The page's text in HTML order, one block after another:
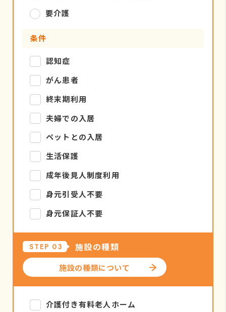
要介護
条件
認知症
がん患者
終末期利用
夫婦での入居
ペットとの入居
生活保護
成年後見人制度利用
身元引受人不要
身元保証人不要
STEP 03 施設の種類
施設の種類について
介護付き有料老人ホーム